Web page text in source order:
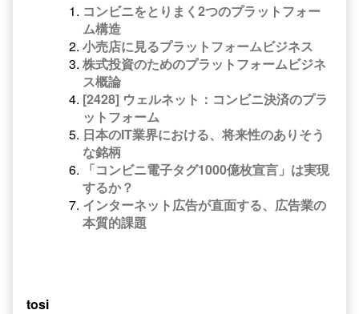
コンビニをとりまく2つのプラットフォー
ム構造
小売店に見るプラットフォームビジネス
株式投資のためのプラットフォームビジネ
ス概論
[2428] ウェルネット：コンビニ決済のプラ
ットフォーム
日本のIT業界における、将来性のありそう
な銘柄
「コンビニ電子タグ1000億枚宣言」は実現
するか？
インターネット広告が直面する、広告業の
本質的課題
tosi